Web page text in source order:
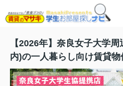
【2026年】奈良女子大学
内)の一人暮らし向け賃貸物